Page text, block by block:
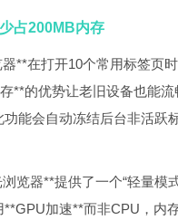
占200MB内存
**在打开10个常用标签页
**的优势让老旧设备也能
能会自动冻结后台非活
览器**提供了一个“轻量模
加速**而非CPU，内